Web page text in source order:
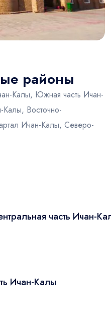
районы
Калы, Южная часть Ичан-
Калы, Восточно-
Ичан-Калы, Северо-
часть Ичан-
Ичан-Калы